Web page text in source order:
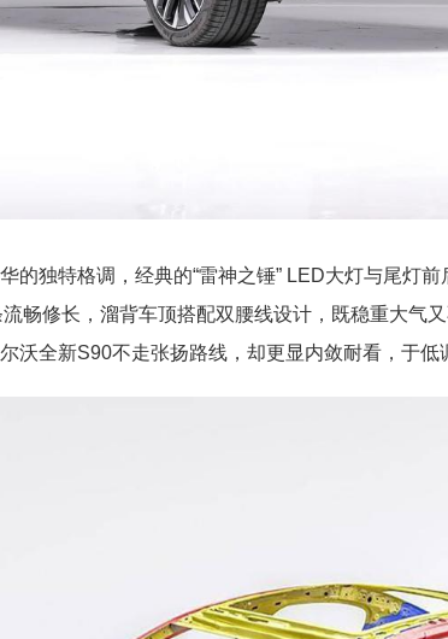
的独特格调，经典的“雷神之锤” LED大灯与尾灯
畅修长，溜背车顶搭配双腰线设计，既稳重大气
沃全新S90不走张扬路线，却更显内敛耐看，于低